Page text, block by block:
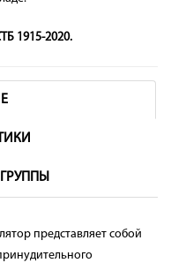
1915-2020.
представляет собой